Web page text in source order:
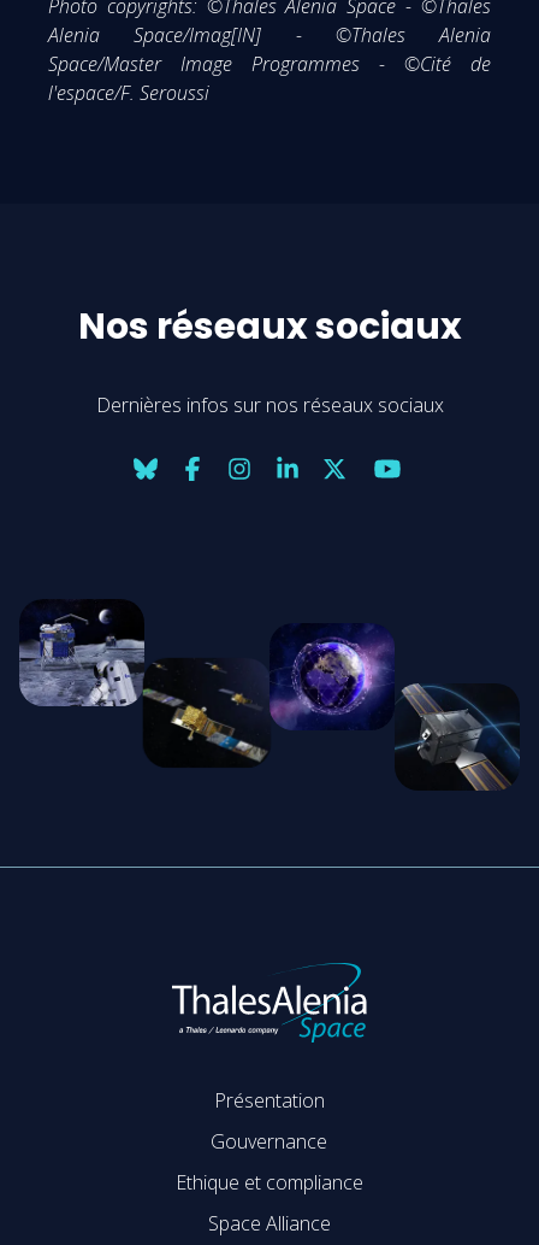
Photo copyrights: ©Thales Alenia Space - ©Thales
Alenia Space/Imag[IN] - ©Thales Alenia
Space/Master Image Programmes - ©Cité de
l'espace/F. Seroussi
Nos réseaux sociaux
Dernières infos sur nos réseaux sociaux
Présentation
Gouvernance
Ethique et compliance
Space Alliance